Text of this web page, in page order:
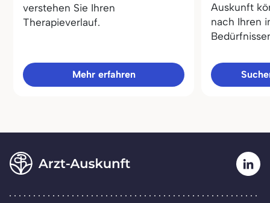
verstehen Sie Ihren
Therapieverlauf.
Mehr erfahren
Auskunft
nach Ihren